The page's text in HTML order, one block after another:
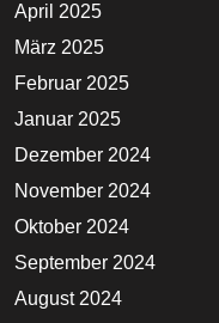
April 2025
März 2025
Februar 2025
Januar 2025
Dezember 2024
November 2024
Oktober 2024
September 2024
August 2024